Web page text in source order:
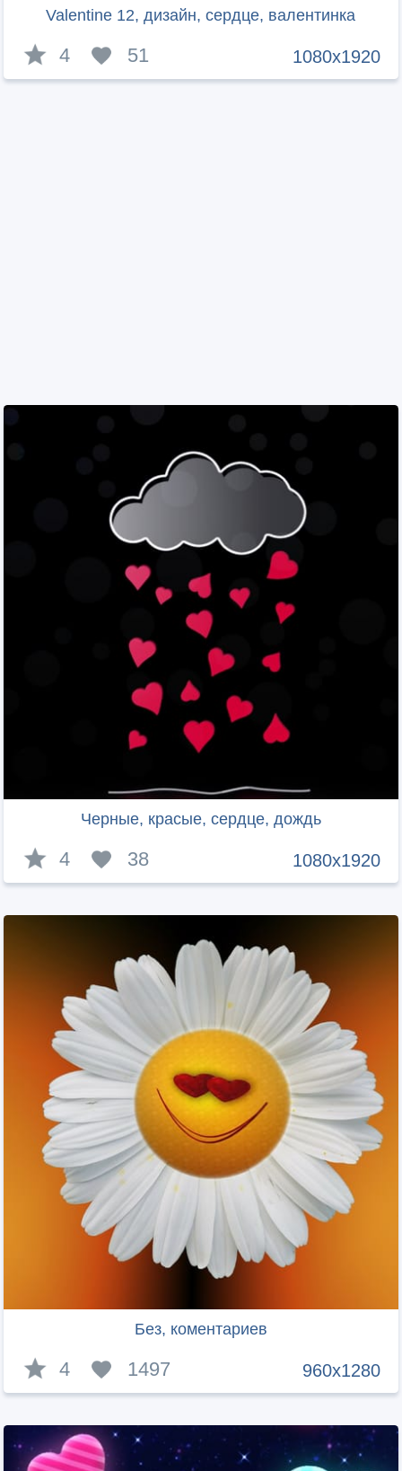
Valentine 12, дизайн, сердце, валентинка
1080x1920
4 51
Черные, красые, сердце, дождь
1080x1920
4 38
Без, коментариев
960x1280
4 1497